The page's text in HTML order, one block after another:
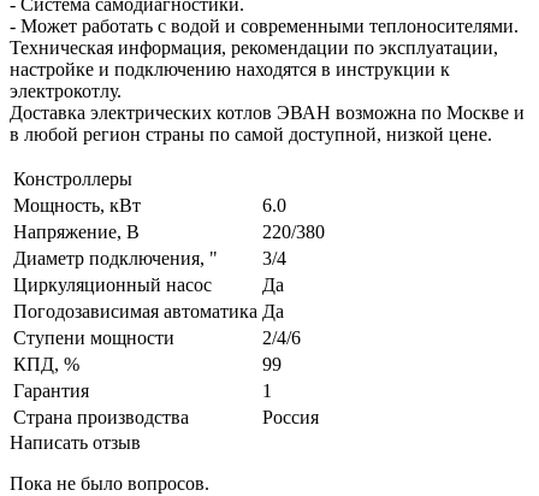
- Система самодиагностики.
- Может работать с водой и современными теплоносителями.
Техническая информация, рекомендации по эксплуатации,
настройке и подключению находятся в инструкции к
электрокотлу.
Доставка электрических котлов ЭВАН возможна по Москве и
в любой регион страны по самой доступной, низкой цене.
Констроллеры
Мощность, кВт
6.0
Напряжение, В
220/380
Диаметр подключения, "
3/4
Циркуляционный насос
Да
Погодозависимая автоматика Да
Ступени мощности
2/4/6
КПД, %
99
Гарантия
1
Страна производства
Россия
Написать отзыв
Пока не было вопросов.